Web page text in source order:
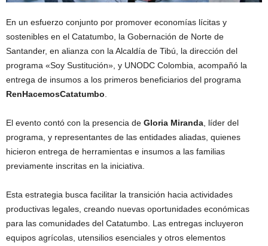
En un esfuerzo conjunto por promover economías lícitas y
sostenibles en el Catatumbo, la Gobernación de Norte de
Santander, en alianza con la Alcaldía de Tibú, la dirección del
programa «Soy Sustitución», y UNODC Colombia, acompañó la
entrega de insumos a los primeros beneficiarios del programa
RenHacemosCatatumbo
El evento contó con la presencia de Gloria Miranda , líder del
programa, y representantes de las entidades aliadas, quienes
hicieron entrega de herramientas e insumos a las familias
previamente inscritas en la iniciativa.
Esta estrategia busca facilitar la transición hacia actividades
productivas legales, creando nuevas oportunidades económicas
para las comunidades del Catatumbo. Las entregas incluyeron
equipos agrícolas, utensilios esenciales y otros elementos